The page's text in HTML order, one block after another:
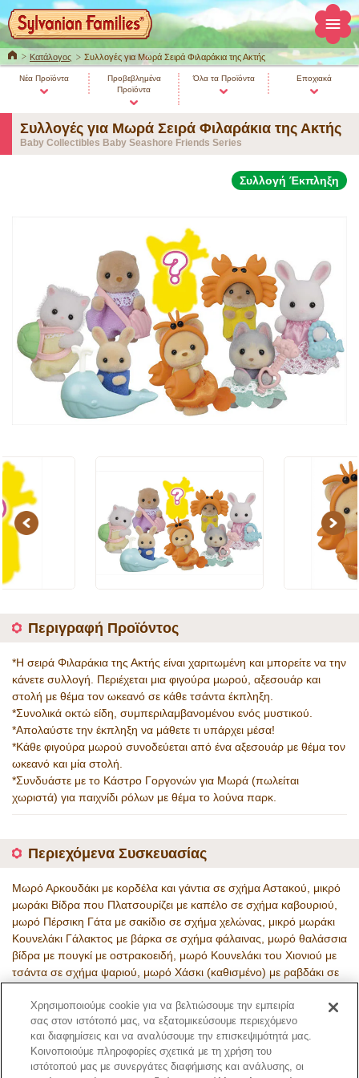
ΚΕΝΤΡΙΚΗΚατάλογος Συλλογές για Μωρά Σειρά Φιλαράκια της Ακτής
Νέα Προϊόντα
Προβεβλημένα
Προϊόντα
Όλα τα Προϊόντα Εποχιακά
Συλλογές για Μωρά Σειρά Φιλαράκια της Ακτής
Baby Collectibles Baby Seashore Friends Series
Συλλογή Έκπληξη
Previous Next
Περιγραφή Προϊόντος
*Η σειρά Φιλαράκια της Ακτής είναι χαριτωμένη και μπορείτε να την
κάνετε συλλογή. Περιέχεται μια φιγούρα μωρού, αξεσουάρ και
στολή με θέμα τον ωκεανό σε κάθε τσάντα έκπληξη.
*Συνολικά οκτώ είδη, συμπεριλαμβανομένου ενός μυστικού.
*Απολαύστε την έκπληξη να μάθετε τι υπάρχει μέσα!
*Κάθε φιγούρα μωρού συνοδεύεται από ένα αξεσουάρ με θέμα τον
ωκεανό και μία στολή.
*Συνδυάστε με το Κάστρο Γοργονών για Μωρά (πωλείται
χωριστά) για παιχνίδι ρόλων με θέμα το λούνα παρκ.
Περιεχόμενα Συσκευασίας
Μωρό Αρκουδάκι με κορδέλα και γάντια σε σχήμα Αστακού, μικρό
μωράκι Βίδρα που Πλατσουρίζει με καπέλο σε σχήμα καβουριού,
μωρό Πέρσικη Γάτα με σακίδιο σε σχήμα χελώνας, μικρό μωράκι
Κουνελάκι Γάλακτος με βάρκα σε σχήμα φάλαινας, μωρό θαλάσσια
βίδρα με πουγκί με οστρακοειδή, μωρό Κουνελάκι του Χιονιού με
τσάντα σε σχήμα ψαριού, μωρό Χάσκι (καθισμένο) με ραβδάκι σε
Κωδικός Προϊόντος 5721
Σελίδα Καταλόγου
Χρησιμοποιούμε cookie για να βελτιώσουμε την εμπειρία
σας στον ιστότοπό μας, να εξατομικεύσουμε περιεχόμενο
και διαφημίσεις και να αναλύσουμε την επισκεψιμότητά μας.
Κοινοποιούμε πληροφορίες σχετικά με τη χρήση του
ιστότοπού μας με συνεργάτες διαφήμισης και ανάλυσης, οι